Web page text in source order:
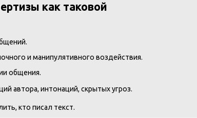
как таковой
и манипулятивного воздействия.
общения.
автора, интонаций, скрытых угроз.
кто писал текст.